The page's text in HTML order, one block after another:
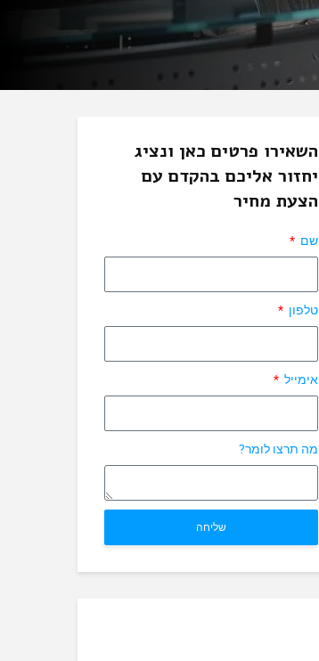
השאירו פרטים כאן ונציג
יחזור אליכם בהקדם עם
הצעת מחיר
שם
טלפון
אימייל
מה תרצו לומר?
שליחה